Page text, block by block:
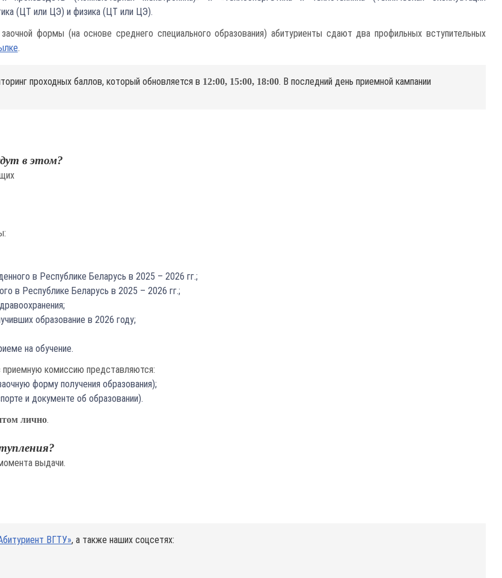
(ЦТ или ЦЭ) и физика (ЦТ или ЦЭ).
заочной формы (на основе среднего специального образования) абитуриенты сдают два профильных вступительных
.
проходных баллов, который обновляется в 12:00, 15:00, 18:00. В последний день приемной кампании
в этом?
в Республике Беларусь в 2025 – 2026 гг.;
в Республике Беларусь в 2025 – 2026 гг.;
образование в 2026 году;
на обучение.
комиссию представляются:
форму получения образования);
и документе об образовании).
лично.
выдачи.
ВГТУ», а также наших соцсетях: